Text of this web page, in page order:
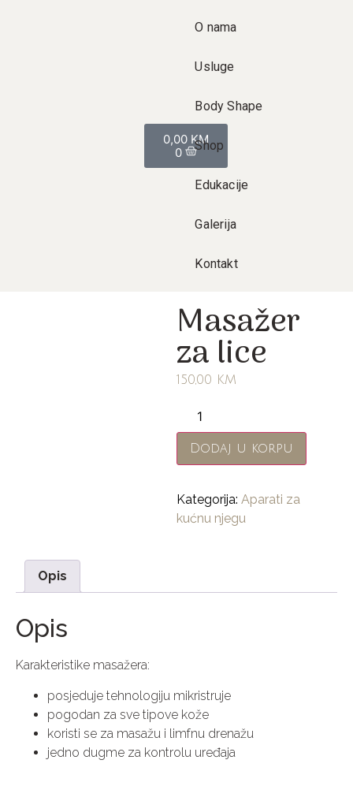
0,00 KM
0
O nama
Usluge
Body Shape
Shop
Edukacije
Galerija
Kontakt
Masažer
za lice
150,00 KM
Dodaj u korpu
Kategorija: Aparati za
kućnu njegu
Opis
Opis
Karakteristike masažera:
posjeduje tehnologiju mikristruje
pogodan za sve tipove kože
koristi se za masažu i limfnu drenažu
jedno dugme za kontrolu uređaja